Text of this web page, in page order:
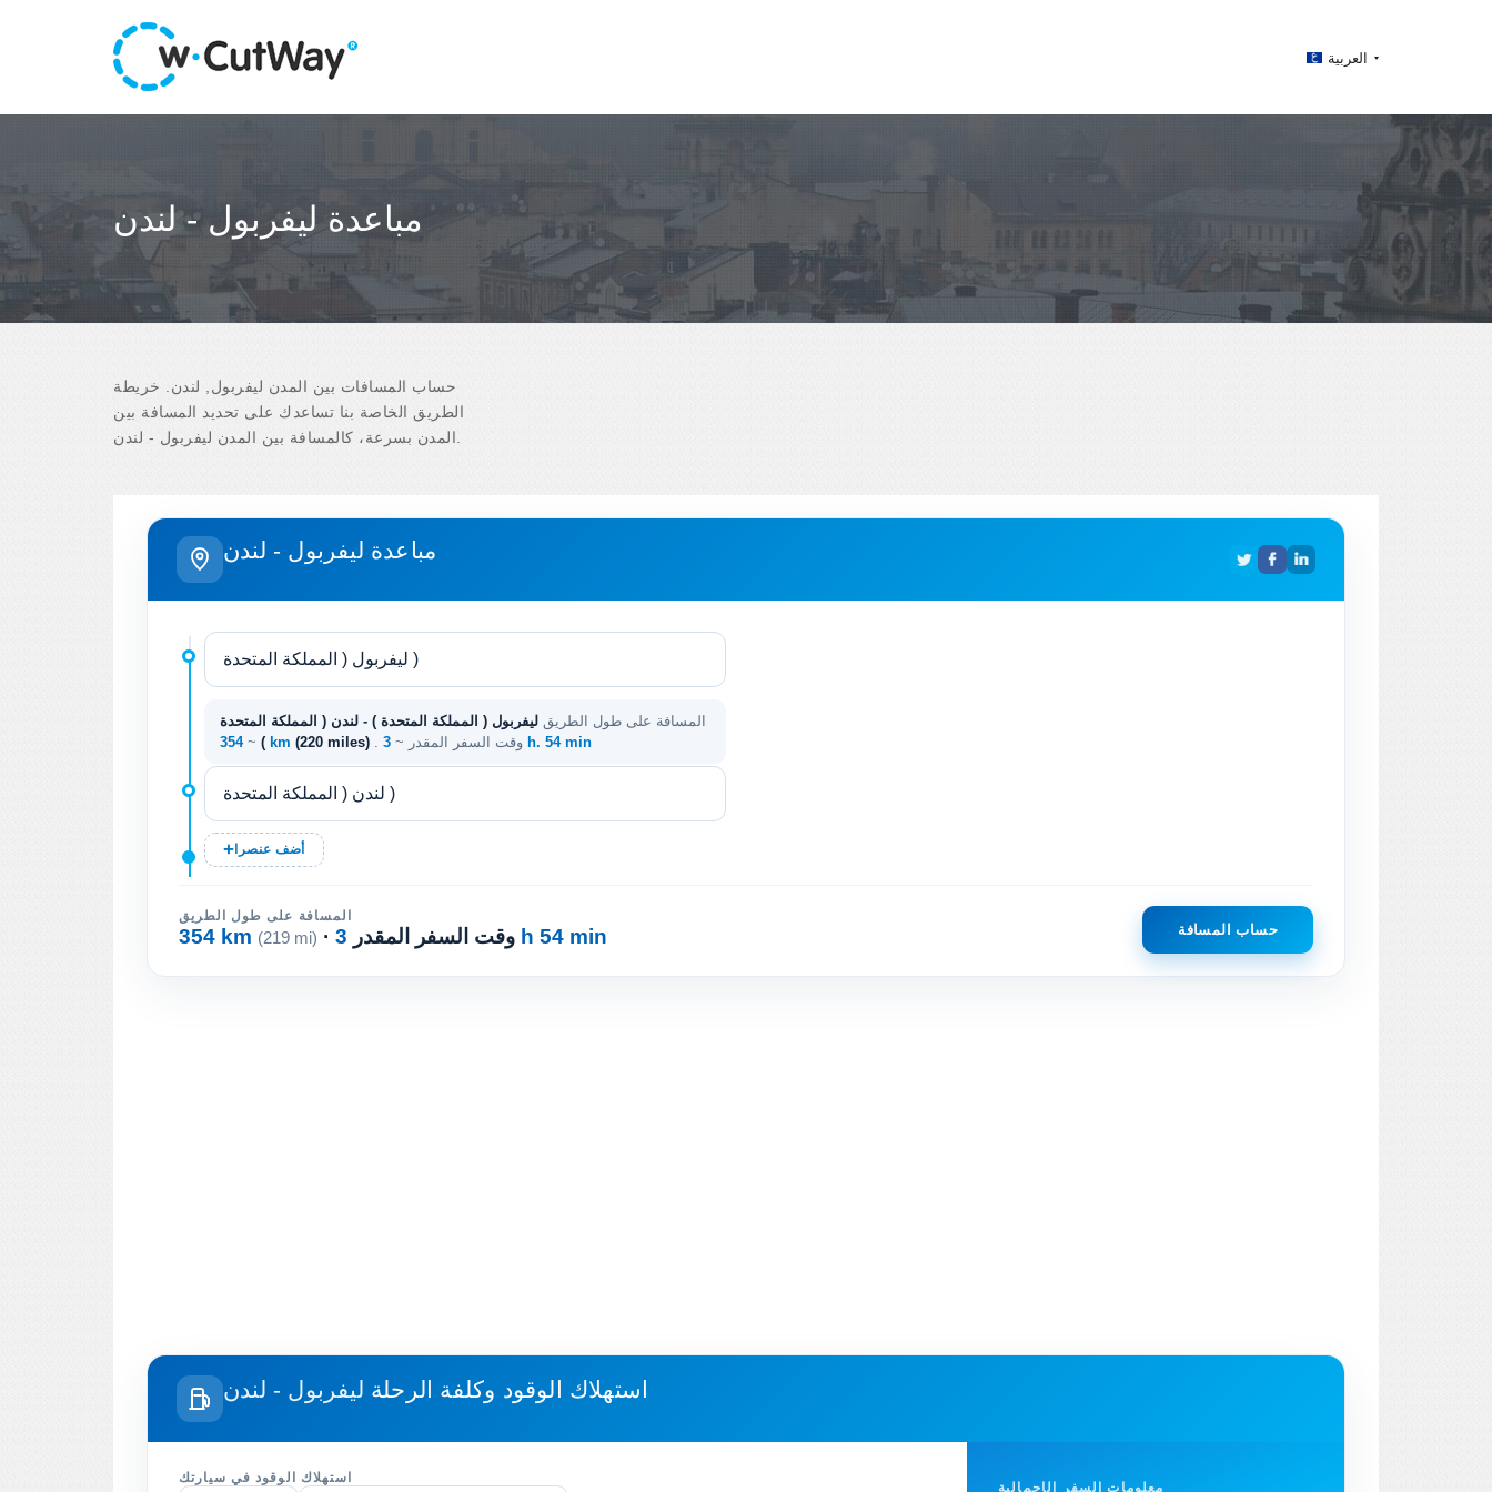
العربية
مباعدة ليفربول - لندن
حساب المسافات بين المدن ليفربول, لندن. خريطة
الطريق الخاصة بنا تساعدك على تحديد المسافة بين
مباعدة ليفربول - لندن
المسافة على طول الطريق ليفربول ( المملكة المتحدة ) - لندن ( المملكة المتحدة
)
~ 354 km (220 miles) . وقت السفر المقدر ~ 3 h. 54 min
أضف عنصرا
المسافة على طول الطريق
354 km (219 mi) · وقت السفر المقدر 3 h 54 min حساب المسافة
استهلاك الوقود وكلفة الرحلة ليفربول - لندن
استهلاك الوقود في سيارتك
معلومات السفر الإجمالية